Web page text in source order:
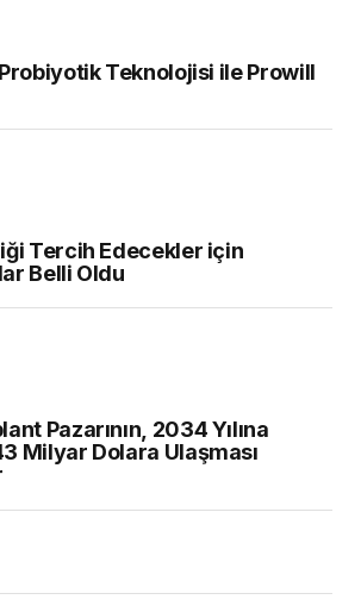
Teknolojisi ile Prowill
Tercih Edecekler için
Belli Oldu
Pazarının, 2034 Yılına
Milyar Dolara Ulaşması